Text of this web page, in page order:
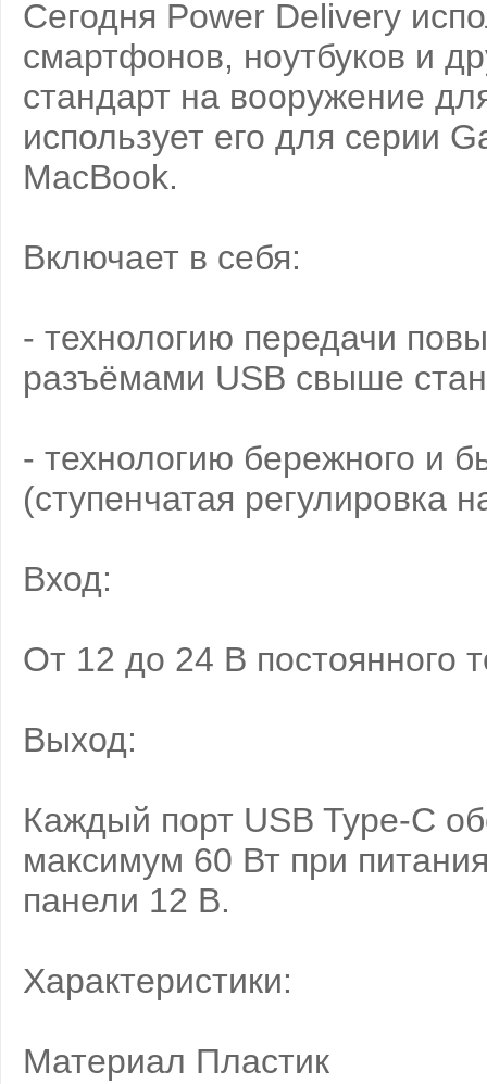
Сегодня Power Delivery
смартфонов, ноутбуков и
стандарт на вооружение
использует его для серии
MacBook.
Включает в себя:
- технологию передачи
разъёмами USB свыше
- технологию бережного и
(ступенчатая регулировка
Вход:
От 12 до 24 В постоянного
Выход:
Каждый порт USB Type-C
максимум 60 Вт при
панели 12 В.
Характеристики:
Материал Пластик